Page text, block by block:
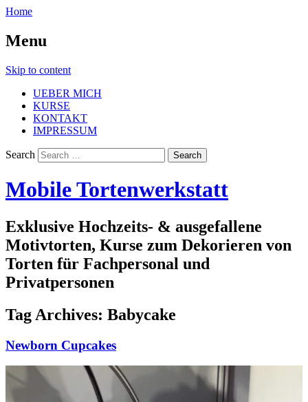
Home
Menu
Skip to content
UEBER MICH
KURSE
KONTAKT
IMPRESSUM
Search
Mobile Tortenwerkstatt
Exklusive Hochzeits- & ausgefallene
Motivtorten, Kurse zum Dekorieren von
Torten für Fachpersonal und
Privatpersonen
Tag Archives: Babycake
Newborn Cupcakes